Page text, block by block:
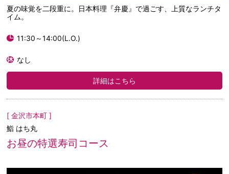
夏の味覚を二段重に。日本料理『弁慶』で過ごす、上質なランチタ
イム。
11:30～14:00(L.O.)
なし
詳細はこちら
[ 金沢市本町 ]
鮨 はち丸
お昼の特選寿司コース